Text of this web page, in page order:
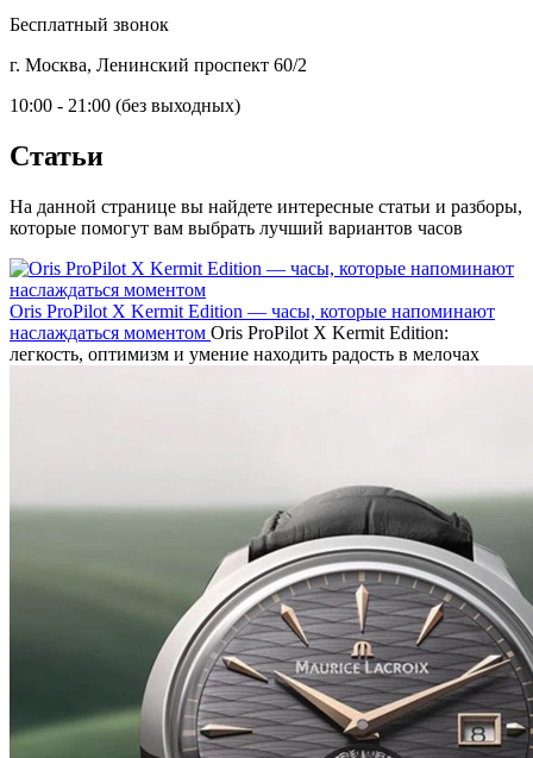
Бесплатный звонок
г. Москва, Ленинский проспект 60/2
10:00 - 21:00 (без выходных)
Статьи
На данной странице вы найдете интересные статьи и разборы,
которые помогут вам выбрать лучший вариантов часов
Oris ProPilot X Kermit Edition — часы, которые напоминают
наслаждаться моментом Oris ProPilot X Kermit Edition:
легкость, оптимизм и умение находить радость в мелочах